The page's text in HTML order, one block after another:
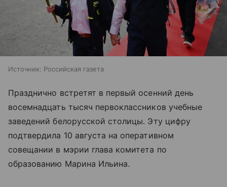
Источник: Российская газета
Празднично встретят в первый осенний день
восемнадцать тысяч первоклассников учебные
заведений белорусской столицы. Эту цифру
подтвердила 10 августа на оперативном
совещании в мэрии глава комитета по
образованию Марина Ильина.